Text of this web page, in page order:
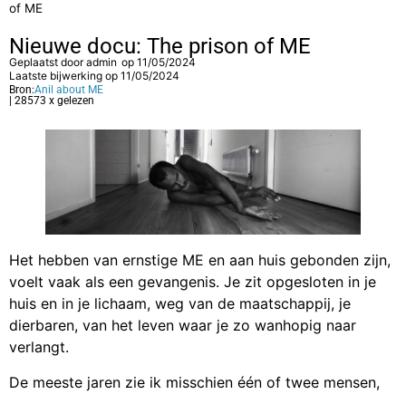
of ME
Nieuwe docu: The prison of ME
Geplaatst dooradmin op 11/05/2024
Laatste bijwerking op 11/05/2024
Bron:Anil about ME
| 28573 x gelezen
Het hebben van ernstige ME en aan huis gebonden zijn,
voelt vaak als een gevangenis. Je zit opgesloten in je
huis en in je lichaam, weg van de maatschappij, je
dierbaren, van het leven waar je zo wanhopig naar
verlangt.
De meeste jaren zie ik misschien één of twee mensen,